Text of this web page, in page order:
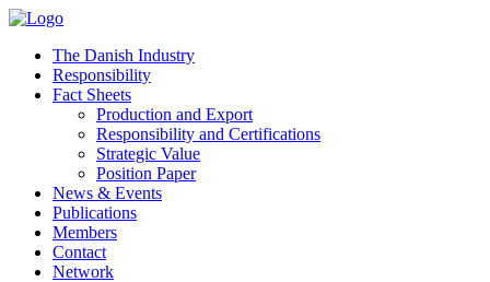
The Danish Industry
Responsibility
Fact Sheets
Production and Export
Responsibility and Certifications
Strategic Value
Position Paper
News & Events
Publications
Members
Contact
Network